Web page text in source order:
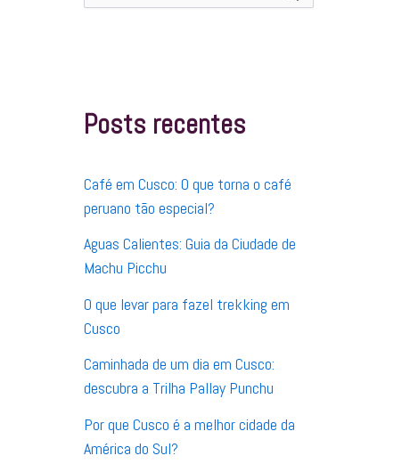
e
a
r
r
:
Posts recentes
Café em Cusco: O que torna o café
peruano tão especial?
Aguas Calientes: Guia da Ciudade de
Machu Picchu
O que levar para fazel trekking em
Cusco
Caminhada de um dia em Cusco:
descubra a Trilha Pallay Punchu
Por que Cusco é a melhor cidade da
América do Sul?